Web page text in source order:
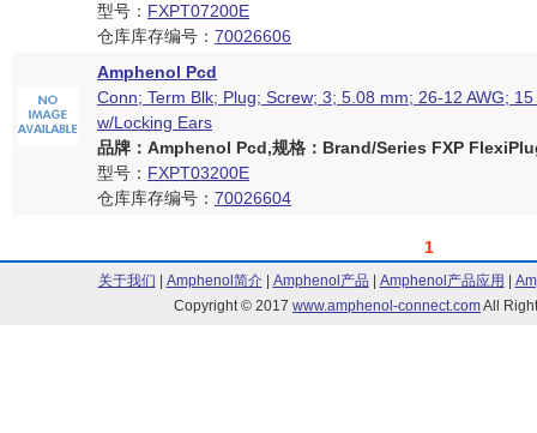
型号： FXPT07200E
仓库库存编号： 70026606
Amphenol Pcd
Conn; Term Blk; Plug; Screw; 3; 5.08 mm; 26-12 AWG; 15
w/Locking Ears
品牌：Amphenol Pcd,规格：Brand/Series FXP
型号： FXPT03200E
仓库库存编号： 70026604
1
关于我们 Amphenol简介| Amphenol产品 Amphenol产品应用
Copyright © 2017 www.amphenol-connect.comAll